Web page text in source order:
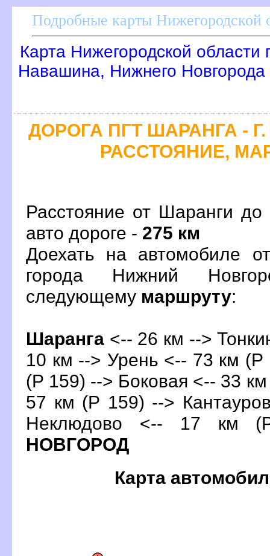
Подробные карты Нижегородской
Карта Нижегородской области
Навашина, Нижнего Новгорода
ДОРОГА ПГТ ШАРАНГА -
РАССТОЯНИЕ,
Расстояние от Шаранги
авто дороге - 275 км
Доехать на автомобиле
орода Нижний
следующему маршруту:
Шаранга <-- 26 км -->
10 км --> Урень <-- 73 км (Р
(Р 159) --> Боковая <-- 33
57 км (Р 159) -->
Неклюдово <-- 17 км
НОВГОРОД
Карта